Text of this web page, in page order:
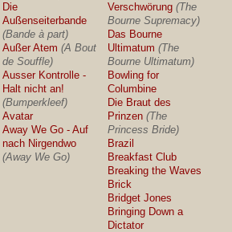
Die
Außenseiterbande
(Bande à part)
Außer Atem (A Bout
de Souffle)
Ausser Kontrolle -
Halt nicht an!
(Bumperkleef)
Avatar
Away We Go - Auf
nach Nirgendwo
(Away We Go)
Verschwörung (The
Bourne Supremacy)
Das Bourne
Ultimatum (The
Bourne Ultimatum)
Bowling for
Columbine
Die Braut des
Prinzen (The
Princess Bride)
Brazil
Breakfast Club
Breaking the Waves
Brick
Bridget Jones
Bringing Down a
Dictator